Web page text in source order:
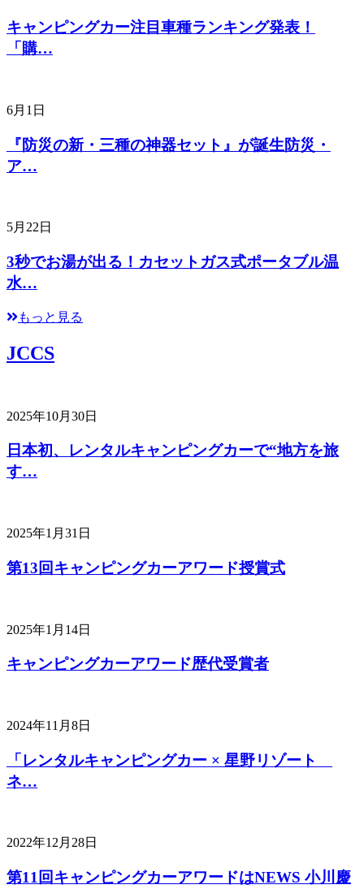
キャンピングカー注目車種ランキング発表！
「購…
6月1日
『防災の新・三種の神器セット』が誕生防災・
ア…
5月22日
3秒でお湯が出る！カセットガス式ポータブル温
水…
もっと見る
JCCS
2025年10月30日
日本初、レンタルキャンピングカーで“地方を旅
す…
2025年1月31日
第13回キャンピングカーアワード授賞式
2025年1月14日
キャンピングカーアワード歴代受賞者
2024年11月8日
「レンタルキャンピングカー × 星野リゾート
ネ…
2022年12月28日
第11回キャンピングカーアワードはNEWS 小川慶